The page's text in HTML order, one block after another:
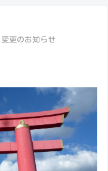
更のお知らせ